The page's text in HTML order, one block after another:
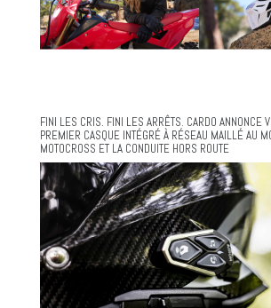
FINI LES CRIS. FINI LES ARRÊTS. CARDO ANNONCE
PREMIER CASQUE INTÉGRÉ À RÉSEAU MAILLÉ AU
MOTOCROSS ET LA CONDUITE HORS ROUTE